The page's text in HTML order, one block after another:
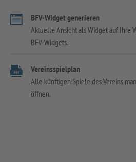
BFV-Widget generieren
Aktuelle Ansicht als Widget auf Ihre
BFV-Widgets.
Vereinsspielplan
Alle künftigen Spiele des Vereins
öffnen.